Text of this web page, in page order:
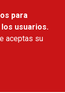
para
usuarios.
aceptas su